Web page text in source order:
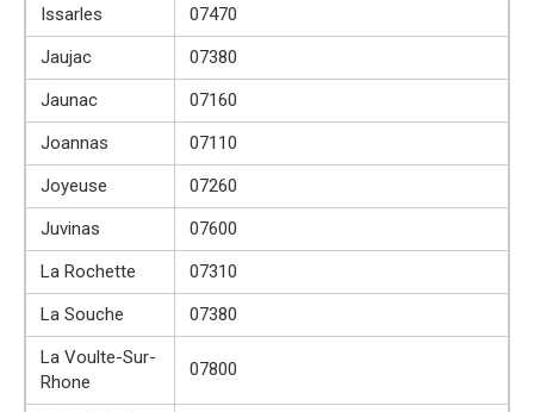
Issarles
07470
Jaujac
07380
Jaunac
07160
Joannas
07110
Joyeuse
07260
Juvinas
07600
La Rochette
07310
La Souche
07380
La Voulte-Sur-
Rhone
07800